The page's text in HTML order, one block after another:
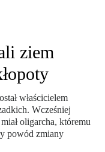
ziem
właścicielem
Wcześniej
oligarcha, któremu
powód zmiany